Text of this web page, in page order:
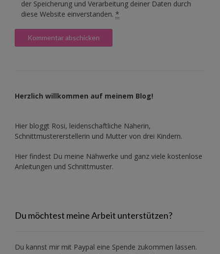
der Speicherung und Verarbeitung deiner Daten durch
diese Website einverstanden. *
Herzlich willkommen auf meinem Blog!
Hier bloggt Rosi, leidenschaftliche Näherin,
Schnittmustererstellerin und Mutter von drei Kindern.
Hier findest Du meine Nähwerke und ganz viele kostenlose
Anleitungen und Schnittmuster.
Du möchtest meine Arbeit unterstützen?
Du kannst mir mit Paypal eine Spende zukommen lassen.